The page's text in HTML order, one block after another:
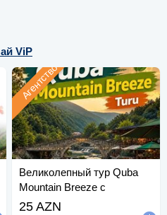
ViP
Великолепный тур Quba
Mountain Breeze с
ежедневными
Агентство
25 AZN